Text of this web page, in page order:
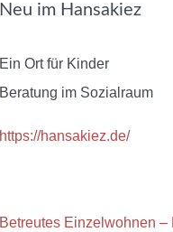
Neu im Hansakiez
Ein Ort für Kinder
Beratung im Sozialraum
https://hansakiez.de/
Betreutes Einzelwohnen –